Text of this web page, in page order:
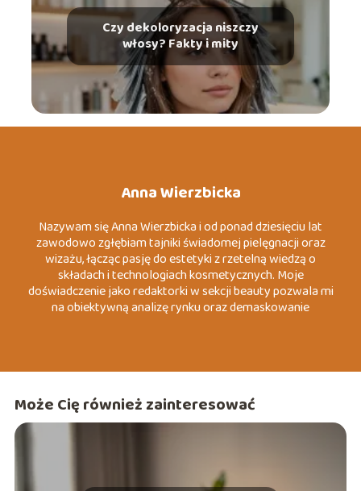
Czy dekoloryzacja niszczy
włosy? Fakty i mity
Anna Wierzbicka
Nazywam się Anna Wierzbicka i od ponad dziesięciu lat
zawodowo zgłębiam tajniki świadomej pielęgnacji oraz
wizażu, łącząc pasję do estetyki z rzetelną wiedzą o
składach i technologiach kosmetycznych. Moje
doświadczenie jako redaktorki w sekcji beauty pozwala mi
na obiektywną analizę rynku oraz demaskowanie
(slow fashion) oraz psychologią koloru wizerunku. Moim
wskazówek, które pomagają czytelnikom budować
pewność siebie poprzez autentyczny i przemyślany styl.
Może Cię również zainteresować